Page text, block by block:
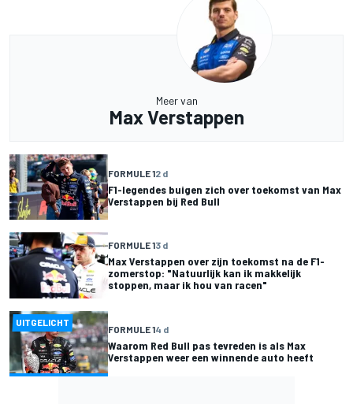
Meer van
Max Verstappen
FORMULE 12 d
F1-legendes buigen zich over toekomst van Max
Verstappen bij Red Bull
FORMULE 13 d
Max Verstappen over zijn toekomst na de F1-
zomerstop: "Natuurlijk kan ik makkelijk
stoppen, maar ik hou van racen"
UITGELICHT
FORMULE 14 d
Waarom Red Bull pas tevreden is als Max
Verstappen weer een winnende auto heeft